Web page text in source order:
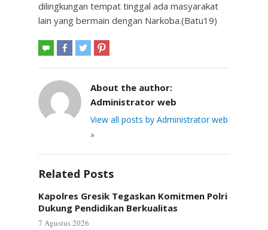
dilingkungan tempat tinggal ada masyarakat
lain yang bermain dengan Narkoba.(Batu19)
About the author:
Administrator web
View all posts by Administrator web
»
Related Posts
Kapolres Gresik Tegaskan Komitmen Polri
Dukung Pendidikan Berkualitas
7 Agustus 2026